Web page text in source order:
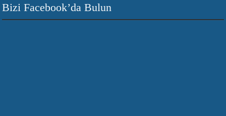
Bizi Facebook’da Bulun